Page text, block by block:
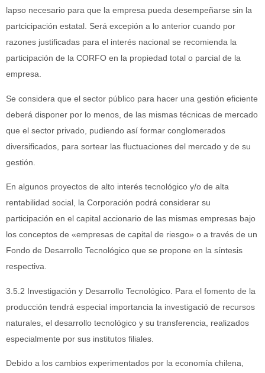
lapso necesario para que la empresa pueda desempeñarse sin la
partcicipación estatal. Será excepión a lo anterior cuando por
razones justificadas para el interés nacional se recomienda la
participación de la CORFO en la propiedad total o parcial de la
empresa.
Se considera que el sector público para hacer una gestión eficiente
deberá disponer por lo menos, de las mismas técnicas de mercado
que el sector privado, pudiendo así formar conglomerados
diversificados, para sortear las fluctuaciones del mercado y de su
gestión.
En algunos proyectos de alto interés tecnológico y/o de alta
rentabilidad social, la Corporación podrá considerar su
participación en el capital accionario de las mismas empresas bajo
los conceptos de «empresas de capital de riesgo» o a través de un
Fondo de Desarrollo Tecnológico que se propone en la síntesis
respectiva.
3.5.2 Investigación y Desarrollo Tecnológico. Para el fomento de la
producción tendrá especial importancia la investigació de recursos
naturales, el desarrollo tecnológico y su transferencia, realizados
especialmente por sus institutos filiales.
Debido a los cambios experimentados por la economía chilena,